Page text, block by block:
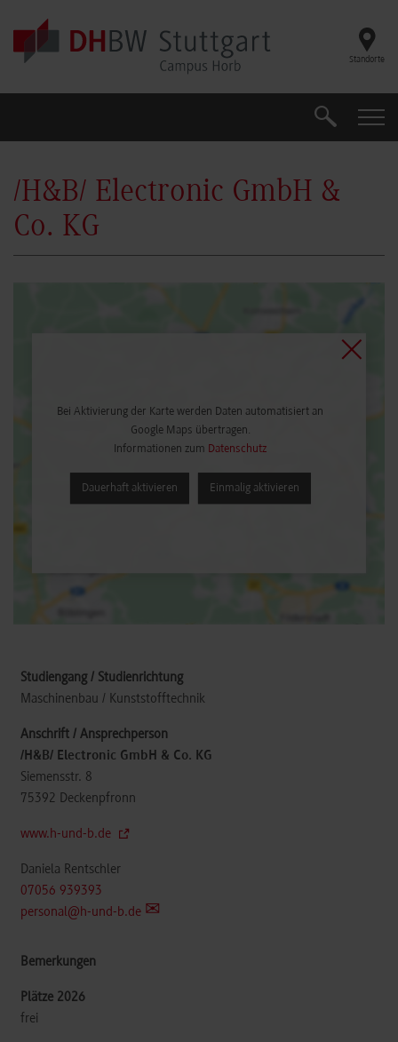
Skip to main content
Standorte
Suche
/H&B/ Electronic GmbH &
Co. KG
Bei Aktivierung der Karte werden Daten automatisiert an
Google Maps übertragen.
Informationen zum Datenschutz
Dauerhaft aktivieren Einmalig aktivieren
Maschinenbau / Kunststofftechnik
/H&B/ Electronic GmbH & Co. KG
Siemensstr. 8
75392 Deckenpfronn
www.h-und-b.de
Daniela Rentschler
07056 939393
personal@h-und-b.de
frei